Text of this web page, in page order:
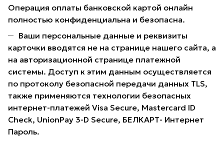
Операция оплаты банковской картой онлайн
полностью конфиденциальна и безопасна.
Ваши персональные данные и реквизиты
карточки вводятся не на странице нашего сайта, а
на авторизационной странице платежной
системы. Доступ к этим данным осуществляется
по протоколу безопасной передачи данных TLS,
также применяются технологии безопасных
интернет-платежей Visa Secure, Mastercard ID
Check, UnionPay 3-D Secure, БЕЛКАРТ- Интернет
Пароль.